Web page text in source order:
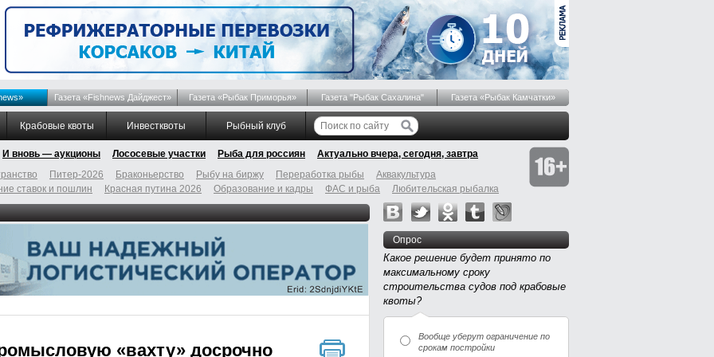
Газета «Fishnews Дайджест» Газета «Рыбак Приморья» Газета "Рыбак Сахалина" Газета «Рыбак Камчатки»
Крабовые квоты Инвестквоты Рыбный клуб
И вновь — аукционы Лососевые участки Рыба для россиян
Актуально вчера, сегодня, завтра
Питер-2026 Браконьерство Рыбу на биржу Переработка рыбы
Аквакультура
ставок и пошлин Красная путина 2026 Образование и кадры ФАС и рыба Любительская рыбалка
«вахту» досрочно
Опрос
Какое решение будет принято по
максимальному сроку
строительства судов под крабовые
квоты?
Вообще уберут ограничение по
срокам постройки